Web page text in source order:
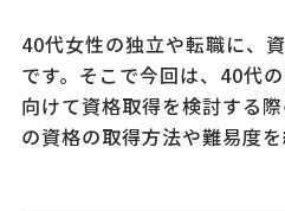
40代女性の独立や転職に、
です。そこで今回は、40代
向けて資格取得を検討する
の資格の取得方法や難易度を